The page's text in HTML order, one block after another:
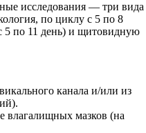
исследования — три вида
по циклу с 5 по 8
5 по 11 день) и щитовидную
канала и/или из
влагалищных мазков (на